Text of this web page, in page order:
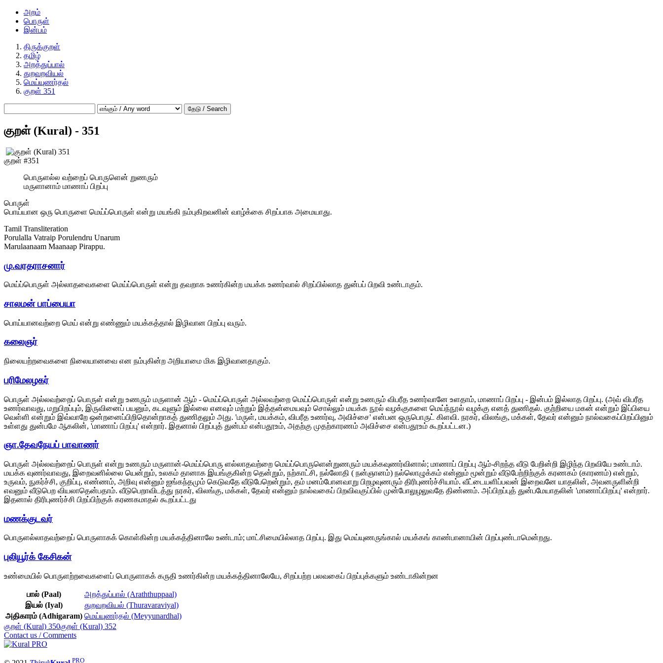
அறம்
பொருள்
இன்பம்
திருக்குறள்
தமிழ்
அறத்துப்பால்
துறவறவியல்
மெய்யுணர்தல்
குறள் 351
தேடு / Search
குறள் (Kural) - 351
குறள் #351
பொருளல்ல வற்றைப் பொருளென் றுணரும்
மருளானாம் மாணாப் பிறப்பு
பொருள்
பொய்யான ஒரு பொருளை மெய்ப்பொருள் என்று மயங்கி நம்புகிறவனின் வாழ்க்கை சிறப்பாக அமையாது.
Tamil Transliteration
Porulalla Vatraip Porulendru Unarum
Marulaanaam Maanaap Pirappu.
மு.வரதராசனார்
மெய்ப்பொருள் அல்லாதவைகளை மெய்ப்பொருள் என்று தவறாக உணர்கின்ற மயக்க உணர்வால் சிறப்பில்லாத துன்பப் பிறவி உண்டாகும்.
சாலமன் பாப்பையா
பொய்யானவற்றை மெய் என்று எண்ணும் மயக்கத்தால் இழிவான பிறப்பு வரும்.
கலைஞர்
நிலையற்றவைகளை நிலையானவை என நம்புகின்ற அறியாமை மிக இழிவானதாகும்.
பரிமேலழகர்
பொருள் அல்லவற்றைப் பொருள் என்று உணரும் மருளான் ஆம் - மெய்ப்பொருள் அல்லவற்றை மெய்ப்பொருள் என்று உணரும் விபரீத உணர்வானே உளதாம், மாணாப் பிறப்பு - இன்பம் இல்லாத பிறப்பு. (அவ் விபரீத
உணர்வாவது, மறுபிறப்பும், இருவினைப் பயனும், கடவுளும் இல்லை எனவும் மற்றும் இத்தன்மையவும் சொல்லும் மயக்க நூல் வழக்குகளை மெய்ந்நூல் வழக்கு எனத் துணிதல். குற்றியை மகன் என்றும் இப்பியை
வெள்ளி என்றும் இவ்வாறே ஒன்றனைப்பிறிதொன்றாகத் துணிதலும் அது. 'மருள், மயக்கம், விபரீத உணர்வு, அவிச்சை' என்பன ஒருபொருட் கிளவி. நரகர், விலங்கு, மக்கள், தேவர் என்னும் நால்வகைப்பிறப்பினும்
உள்ளது துன்பமே ஆகலின், 'மாணாப் பிறப்பு' என்றார். இதனால் பிறப்புத் துன்பம் என்பதூஉம், அதற்கு முதற்காரணம் அவிச்சை என்பதூஉம் கூறப்பட்டன.)
ஞா.தேவநேயப் பாவாணர்
பொருள் அல்லவற்றைப் பொருள் என்று உணரும் மருளான்-மெய்ப்பொரு ளல்லாதவற்றை மெய்ப்பொருளென்றுணரும் மயக்கவுணர்வினால்; மாணாப் பிறப்பு ஆம்-சிறந்த வீடு பேறின்றி இழிந்த பிறவியே உண்டாம்.
மயக்க வுணர்வாவது, இறைவனில்லை யென்றும், உலகம் தானாக இயங்குகின்ற தென்றும், நற்காட்சி, நல்லோதி ( நன்ஞானம்) நல்லொழுக்கம் என்னும் மூன்றும் வீடுபேற்றிற்குக் கரணகம் (காரணம்) என்றும்,
உருவம், நுகர்ச்சி, குறிப்பு, எண்ணம், அறிவு என்னும் ஐங்கந்தமும் கெடுவதே வீடுபேறென்றும், தம் மனம்போனவாறு பிறழவுணரும் திரிபுணர்ச்சியாம். வீட்டையளிப்பவன் இறைவனே யாதலின், அவனருளின்றி
எவனும் வீடுபெற வியலாதென்பதாம். வீடுபெறாவிடத்து நரகர், விலங்கு, மக்கள், தேவர் என்னும் நால்வகைப் பிறவிவகுப்பில் முன்போலுழலுவதே திண்ணம். அப்பிறப்புத் துன்பமேயாதலின் 'மாணாப்பிறப்பு' என்றார்.
இதனால் திரிபுணர்ச்சி பிறப்பிற்குக் கரணகமாதல் கூறப்பட்டது
மணக்குடவர்
பொருளல்லாதவற்றைப் பொருளாகக் கொள்கின்ற மயக்கத்தினாலே உண்டாம்; மாட்சிமையில்லாத பிறப்பு. இது மெய்யுணருங்கால் மயக்கங் காண்பானாயின் பிறப்புண்டாமென்றது.
புலியூர்க் கேசிகன்
உண்மையில் பொருளற்றவைகளைப் பொருளாகக் கருதி உணர்கின்ற மயக்கத்தினாலேயே, சிறப்பற்ற பலவகைப் பிறப்புக்களும் உண்டாகின்றன
பால் (Paal)
அறத்துப்பால் (Araththuppaal)
இயல் (Iyal)
துறவறவியல் (Thuravaraviyal)
அதிகாரம் (Adhigaram) மெய்யுணர்தல் (Meyyunardhal)
குறள் (Kural) 350குறள் (Kural) 352
Contact us / Comments
PRO